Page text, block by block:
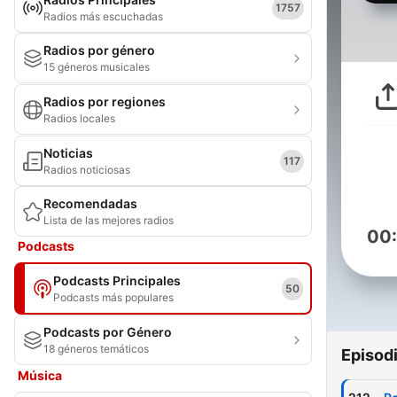
Radios más escuchadas
1757
Radios por género
15 géneros musicales
Radios por regiones
Radios locales
Noticias
Radios noticiosas
117
Recomendadas
Lista de las mejores radios
Podcasts
Podcasts Principales
Podcasts más populares
50
Podcasts por Género
18 géneros temáticos
Música